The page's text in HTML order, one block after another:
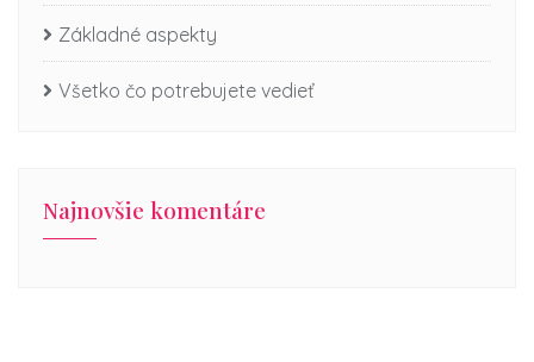
Základné aspekty
Všetko čo potrebujete vedieť
Najnovšie komentáre